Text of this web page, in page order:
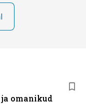
omanikud